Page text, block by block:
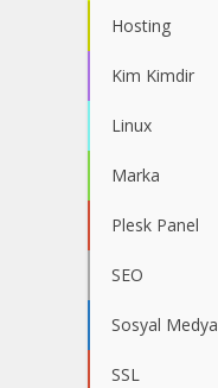
Hosting
Kim Kimdir
Linux
Marka
Plesk Panel
SEO
Sosyal Medya
SSL